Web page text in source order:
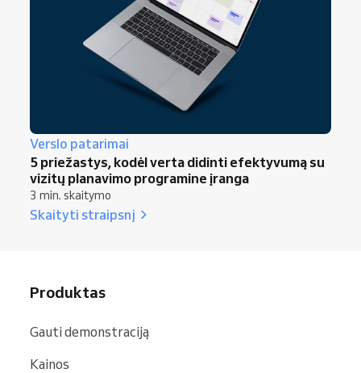
Verslo patarimai
5 priežastys, kodėl verta didinti efektyvumą su
vizitų planavimo programine įranga
3 min. skaitymo
Skaityti straipsnį
Produktas
Gauti demonstraciją
Kainos